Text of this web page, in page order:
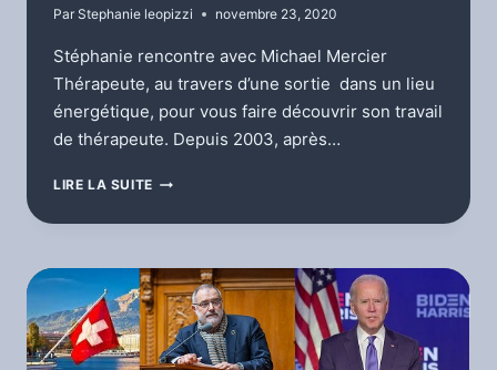
Par Stephanie leopizzi novembre 23, 2020
Stéphanie rencontre avec Michael Mercier
Thérapeute, au travers d’une sortie dans un lieu
énergétique, pour vous faire découvrir son travail
de thérapeute. Depuis 2003, après…
LIRE LA SUITE LORS
BRÛLURE
2ÈME
DEGRÉ,
J’AI
TESTÉ
LE